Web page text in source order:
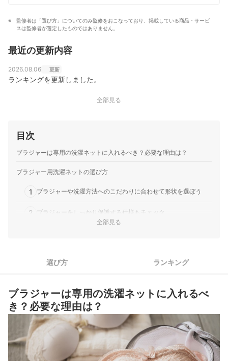
監修者は「選び方」についてのみ監修をおこなっており、掲載している商品・サービ
スは監修者が選定したものではありません。
最近の更新内容
2026.08.06 更新
ランキングを更新しました。
全部見る
目次
ブラジャーは専用の洗濯ネットに入れるべき？必要な理由は？
ブラジャー用洗濯ネットの選び方
1 ブラジャーや洗濯方法へのこだわりに合わせて形状を選ぼう
2 ブラジャーをしっかり保護する仕様もチェック
お気に入りの下着を長持ちさせるほかのアイテムもチェックしよう
ブラジャー用洗濯ネットの売れ筋ランキングもチェック！
全部見る
選び方 ランキング
ブラジャーは専用の洗濯ネットに入れるべ
き？必要な理由は？